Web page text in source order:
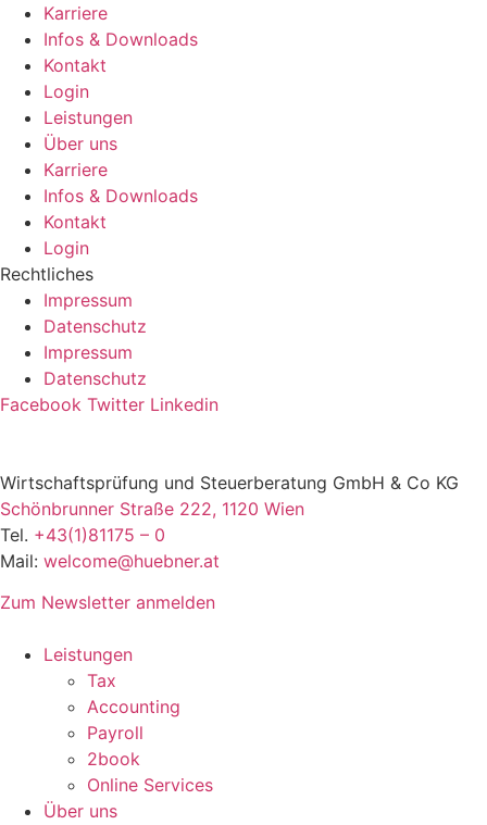
Karriere
Infos & Downloads
Kontakt
Login
Leistungen
Über uns
Karriere
Infos & Downloads
Kontakt
Login
Rechtliches
Impressum
Datenschutz
Impressum
Datenschutz
Facebook Twitter Linkedin
Wirtschaftsprüfung und Steuerberatung GmbH & Co KG
Schönbrunner Straße 222, 1120 Wien
Tel. +43(1)81175 – 0
Mail: welcome@huebner.at
Zum Newsletter anmelden
Leistungen
Tax
Accounting
Payroll
2book
Online Services
Über uns